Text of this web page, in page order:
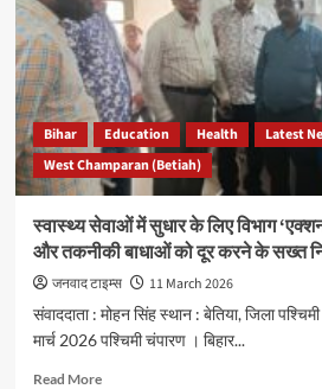
को
दी
गई
जागरूकता
Bihar Education Health
Latest
West Champaran (Betiah)
स्वास्थ्य सेवाओं में सुधार के लिए विभाग
और तकनीकी बाधाओं को दूर करने के सख्त
जनवाद टाइम्स
11 March 2026
संवाददाता : मोहन सिंह स्थान : बेतिया, जिला
मार्च 2026 पश्चिमी चंपारण । बिहार...
Read MoreRead